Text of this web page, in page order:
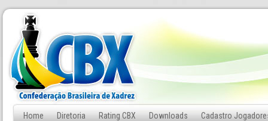
Home Diretoria Rating CBX Downloads Cadastro